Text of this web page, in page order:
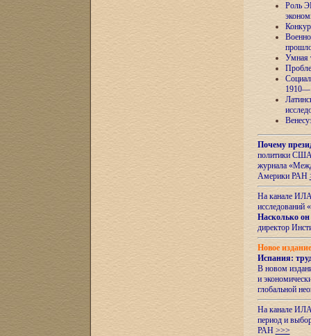
Роль
Умная
Почему
политики США
журнала
Америки РАН
На канале ИЛА
исследований «
Насколько он
директор
Новое
Испания:
В новом
и
глобальной
На канале
период и
РАН >>>